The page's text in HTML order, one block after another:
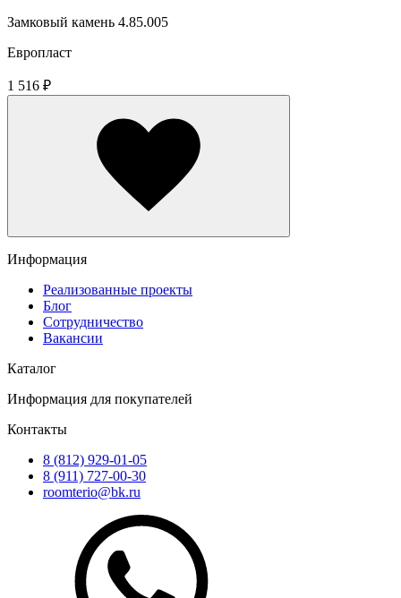
Замковый камень 4.85.005
Европласт
1 516 ₽
Информация
Реализованные проекты
Блог
Сотрудничество
Вакансии
Каталог
Информация для покупателей
Контакты
8 (812) 929-01-05
8 (911) 727-00-30
roomterio@bk.ru